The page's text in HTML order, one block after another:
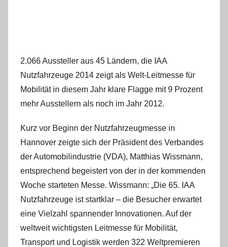
2.066 Aussteller aus 45 Ländern, die IAA
Nutzfahrzeuge 2014 zeigt als Welt-Leitmesse für
Mobilität in diesem Jahr klare Flagge mit 9 Prozent
mehr Ausstellern als noch im Jahr 2012.
Kurz vor Beginn der Nutzfahrzeugmesse in
Hannover zeigte sich der Präsident des Verbandes
der Automobilindustrie (VDA), Matthias Wissmann,
entsprechend begeistert von der in der kommenden
Woche starteten Messe. Wissmann: „Die 65. IAA
Nutzfahrzeuge ist startklar – die Besucher erwartet
eine Vielzahl spannender Innovationen. Auf der
weltweit wichtigsten Leitmesse für Mobilität,
Transport und Logistik werden 322 Weltpremieren